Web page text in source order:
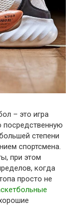
– это игра
посредственную
степени
спортсмена.
при этом
когда
просто не